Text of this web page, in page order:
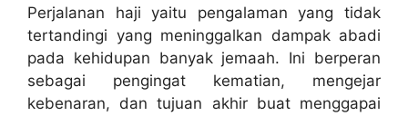
Perjalanan haji yaitu pengalaman yang tidak
tertandingi yang meninggalkan dampak abadi
pada kehidupan banyak jemaah. Ini berperan
sebagai pengingat kematian, mengejar
kebenaran, dan tujuan akhir buat menggapai